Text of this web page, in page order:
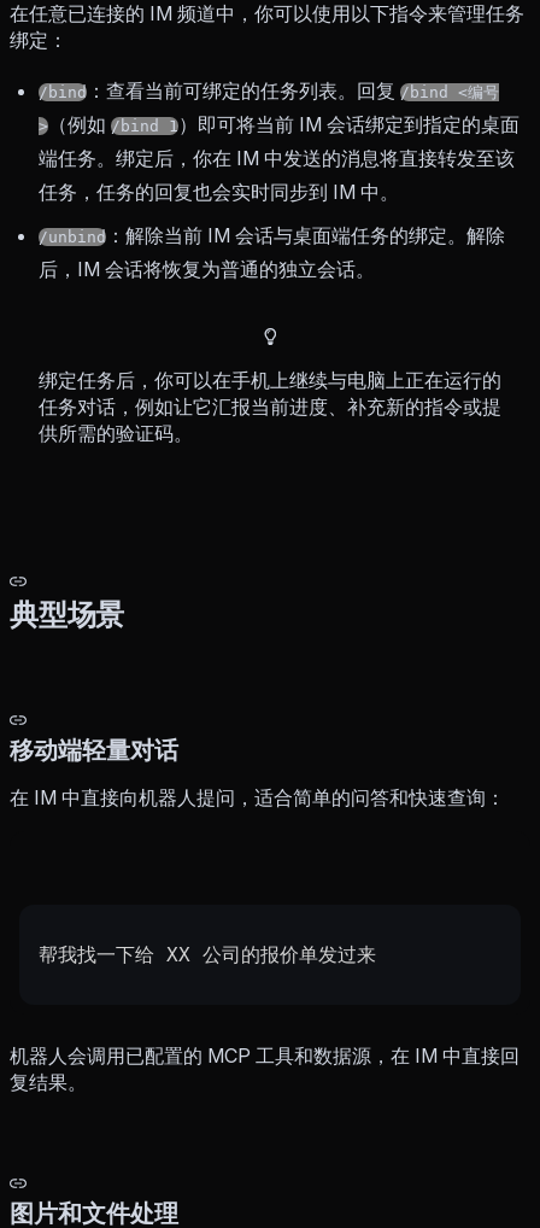
在任意已连接的 IM 频道中，你可以使用以下指令来管理任务
绑定：
/bind ：查看当前可绑定的任务列表。回复 /bind <编号
>
（例如 /bind 1）即可将当前 IM 会话绑定到指定的桌面
端任务。绑定后，你在 IM 中发送的消息将直接转发至该
任务，任务的回复也会实时同步到 IM 中。
/unbind ：解除当前 IM 会话与桌面端任务的绑定。解除
后，IM 会话将恢复为普通的独立会话。
绑定任务后，你可以在手机上继续与电脑上正在运行的
任务对话，例如让它汇报当前进度、补充新的指令或提
供所需的验证码。
典型场景
移动端轻量对话
在 IM 中直接向机器人提问，适合简单的问答和快速查询：
帮我找一下给 XX 公司的报价单发过来
机器人会调用已配置的 MCP 工具和数据源，在 IM 中直接回
复结果。
图片和文件处理